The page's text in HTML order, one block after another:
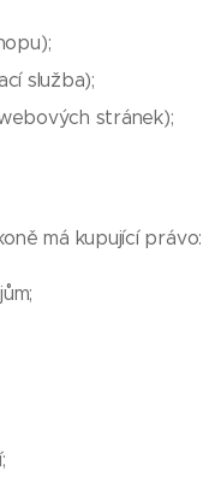
služba);
stránek);
má kupující právo: